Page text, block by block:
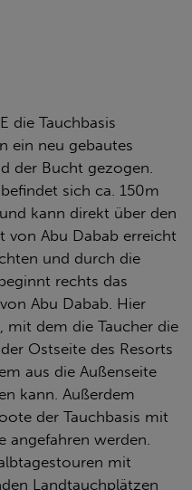
die Tauchbasis
ein neu gebautes
der Bucht gezogen.
sich ca. 150m
kann direkt über den
von Abu Dabab erreicht
und durch die
rechts das
Abu Dabab. Hier
mit dem die Taucher die
Ostseite des Resorts
aus die Außenseite
kann. Außerdem
der Tauchbasis mit
angefahren werden.
mit
Landtauchplätzen